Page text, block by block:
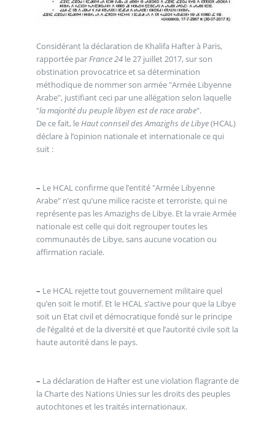
Considérant la déclaration de Khalifa Hafter à Paris,
rapportée parFrance 24le 27 juillet 2017, sur son
obstination provocatrice et sa détermination
méthodique de nommer son armée "Armée Libyenne
Arabe", justifiant ceci par une allégation selon laquelle
"la majorité du peuple libyen est de race arabe".
De ce fait, leHaut connseil des Amazighs de Libye(HCAL)
déclare à l’opinion nationale et internationale ce qui
suit :
– Le HCAL confirme que l’entité "Armée Libyenne
Arabe" n’est qu’une milice raciste et terroriste, qui ne
représente pas les Amazighs de Libye. Et la vraie Armée
nationale est celle qui doit regrouper toutes les
communautés de Libye, sans aucune vocation ou
affirmation raciale.
– Le HCAL rejette tout gouvernement militaire quel
qu’en soit le motif. Et le HCAL s’active pour que la Libye
soit un Etat civil et démocratique fondé sur le principe
de l’égalité et de la diversité et que l’autorité civile soit la
haute autorité dans le pays.
– La déclaration de Hafter est une violation flagrante de
la Charte des Nations Unies sur les droits des peuples
autochtones et les traités internationaux.